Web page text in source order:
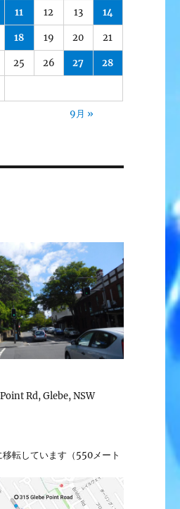
11 12 13 14
18 19 20 21
25 26 27 28
9月 »
Rd, Glebe, NSW
移転しています（550メート